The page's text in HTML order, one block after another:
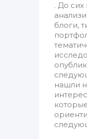
. До
блоги,
нашли